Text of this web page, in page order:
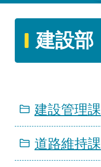
建設部
建設管理課
道路維持課